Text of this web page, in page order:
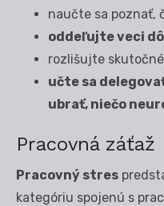
naučte sa poznať,
oddeľujte veci
rozlišujte
učte sa
ubrať, niečo
Pracovná záťaž
Pracovný stres
kategóriu spojenú s